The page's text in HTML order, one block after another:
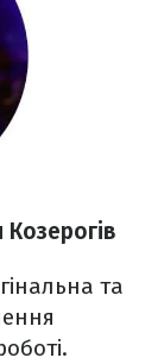
Козерогів
та